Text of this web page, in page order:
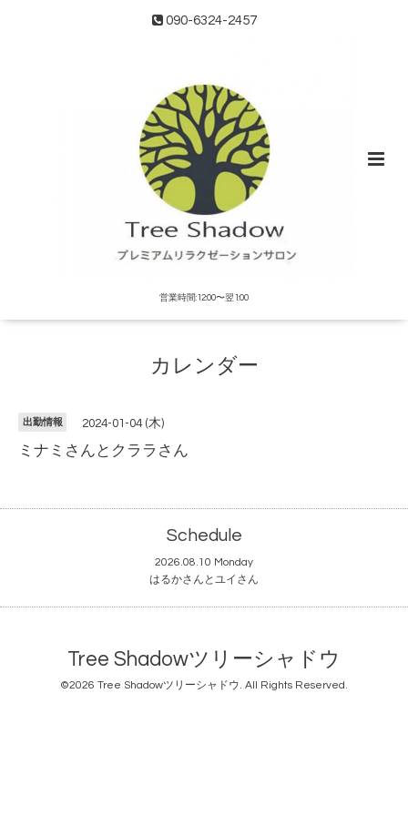
090-6324-2457
営業時間:12:00〜翌1:00
カレンダー
出勤情報 2024-01-04 (木)
ミナミさんとクララさん
Schedule
2026.08.10 Monday
はるかさんとユイさん
Tree Shadowツリーシャドウ
©2026 Tree Shadowツリーシャドウ. All Rights Reserved.